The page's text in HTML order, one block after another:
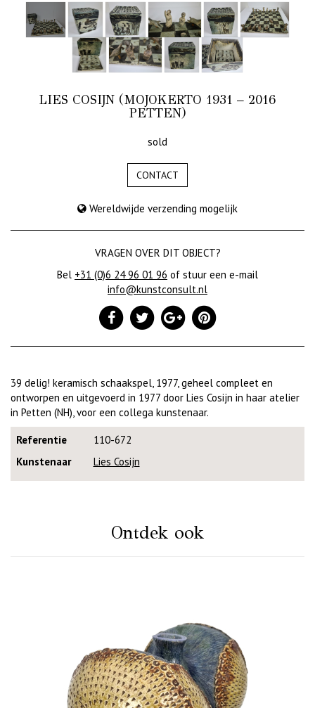
LIES COSIJN (MOJOKERTO 1931 – 2016
PETTEN)
sold
CONTACT
Wereldwijde verzending mogelijk
VRAGEN OVER DIT OBJECT?
Bel +31 (0)6 24 96 01 96 of stuur een e-mail
info@kunstconsult.nl
39 delig! keramisch schaakspel, 1977, geheel compleet en
ontworpen en uitgevoerd in 1977 door Lies Cosijn in haar atelier
in Petten (NH), voor een collega kunstenaar.
Referentie
110-672
Kunstenaar
Lies Cosijn
Ontdek ook